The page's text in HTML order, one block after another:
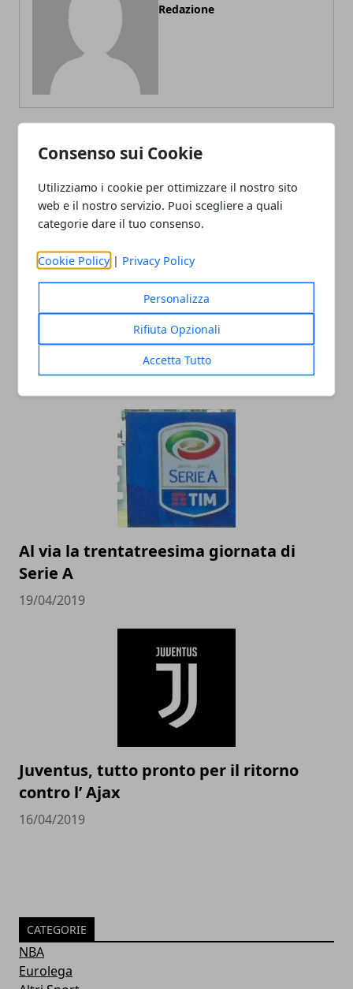
Consenso sui Cookie
Utilizziamo i cookie per ottimizzare il nostro sito
web e il nostro servizio. Puoi scegliere a quali
categorie dare il tuo consenso.
Cookie Policy | Privacy Policy
Personalizza
Rifiuta Opzionali
Accetta Tutto
Redazione
ARTICOLI CORRELATI
L'importanza della manutenzione per
un campo sportivo
25/09/2019
Al via la trentatreesima giornata di
Serie A
19/04/2019
Juventus, tutto pronto per il ritorno
contro l’ Ajax
16/04/2019
CATEGORIE
NBA
Eurolega